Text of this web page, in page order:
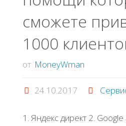
в
ВК"
сможете
1000
от MoneyWman
24.10.2017
1. Яндекс директ 2.